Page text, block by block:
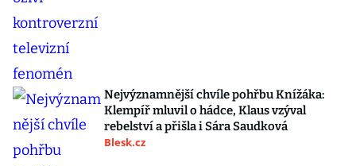
Nejvýznamnější chvíle pohřbu Knížáka:
Klempíř mluvil o hádce, Klaus vzýval
rebelství a přišla i Sára Saudková
Blesk.cz